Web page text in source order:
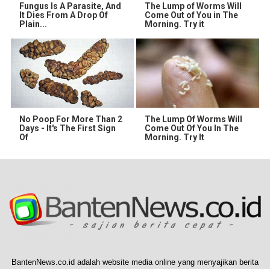
Fungus Is A Parasite, And
It Dies From A Drop Of
Plain...
The Lump of Worms Will
Come Out of You in The
Morning. Try it
No Poop For More Than 2
Days - It's The First Sign
Of
The Lump Of Worms Will
Come Out Of You In The
Morning. Try It
BantenNews.co.id adalah website media online yang menyajikan berita